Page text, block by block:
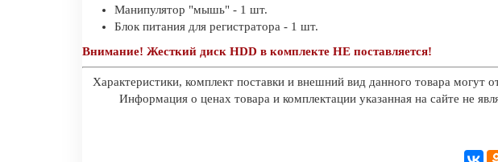
Манипулятор "мышь" - 1 шт.
Блок питания для регистратора - 1 шт.
Внимание! Жесткий диск HDD в комплекте НЕ поставляется!
Характеристики, комплект поставки и внешний вид данного товара могут
Информация о ценах товара и комплектации указанная на сайте не